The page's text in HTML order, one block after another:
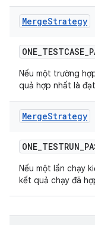
MergeStrategy
ONE_TESTCASE_
Nếu một trường
quả hợp nhất là
MergeStrategy
ONE_TESTRUN_
Nếu một lần chạy
kết quả chạy đã